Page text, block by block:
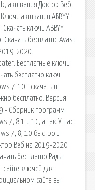
активация Доктор Веб.
активации ABBYY
ключи ABBYY
Скачать бесплатно Avast
2020.
Бесплатные ключи
бесплатно ключ
7-10 - скачать и
бесплатно. Версия:
- Сборник программ
7, 8.1 и 10, а так. У нас
7, 8, 10 быстро и
Веб на 2019-2020
бесплатно Рады
сайте ключей для
сайте вы